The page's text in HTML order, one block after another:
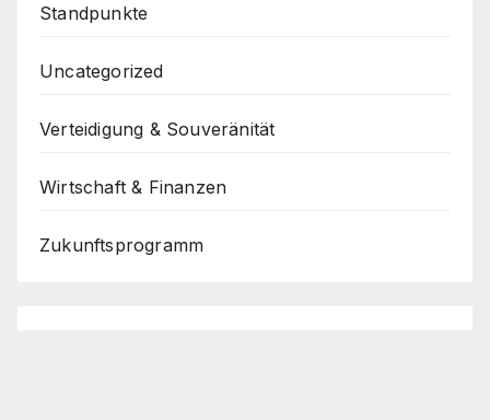
Standpunkte
Uncategorized
Verteidigung & Souveränität
Wirtschaft & Finanzen
Zukunftsprogramm